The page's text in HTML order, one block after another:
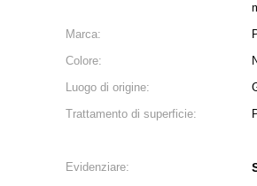
Marca:
Colore:
Luogo di origine:
Trattamento di superficie:
Evidenziare: